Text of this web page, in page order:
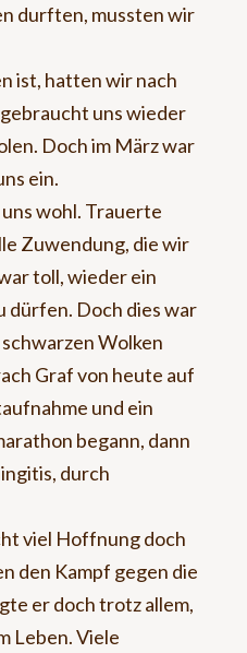
durften, mussten wir
ist, hatten wir nach
uns wieder
Doch im März war
ein.
wohl. Trauerte
Zuwendung, die wir
toll, wieder ein
dürfen. Doch dies war
Wolken
Graf von heute auf
und ein
begann, dann
durch
viel Hoffnung doch
den Kampf gegen die
er doch trotz allem,
Leben. Viele